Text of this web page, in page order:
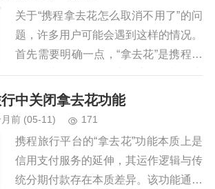
关于“携程拿去花怎么取消不用了”的问
题，许多用户可能会遇到这样的情况。
首先需要明确一点，“拿去花”是携程旅
行网推出的一款信用支付产品，旨在为
用户提供更加灵活的支付方式。然而，
中关闭拿去花功能
前 (05-11) 171
携程旅行平台的“拿去花”功能本质上是
信用支付服务的延伸，其运作逻辑与传
统分期付款存在本质差异。该功能通过